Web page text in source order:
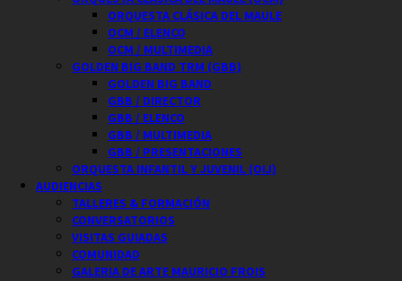
ORQUESTA CLÁSICA DEL MAULE
OCM / ELENCO
OCM / MULTIMEDIA
GOLDEN BIG BAND TRM (GBB)
GOLDEN BIG BAND
GBB / DIRECTOR
GBB / ELENCO
GBB / MULTIMEDIA
GBB / PRESENTACIONES
ORQUESTA INFANTIL Y JUVENIL (OIJ)
AUDIENCIAS
TALLERES & FORMACIÓN
CONVERSATORIOS
VISITAS GUIADAS
COMUNIDAD
GALERIA DE ARTE MAURICIO FROIS